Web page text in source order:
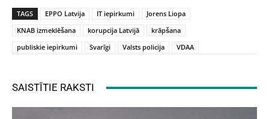
TAGS EPPO Latvija IT iepirkumi
Jorens Liopa
KNAB izmeklēšana
korupcija Latvijā
krāpšana
publiskie iepirkumi
Svarīgi Valsts policija VDAA
SAISTĪTIE RAKSTI